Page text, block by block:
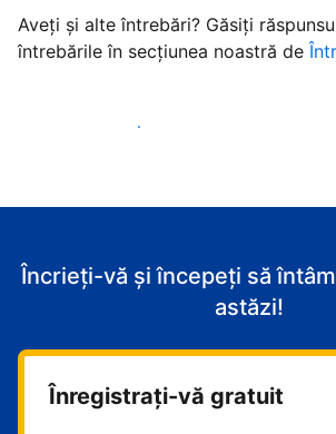
Aveți și alte întrebări? Găsiți
întrebările în secțiunea noastră de
Începeţi să primiţi clienţi
Încrieți-vă și începeți să
astăzi!
Înregistrați-vă gratuit